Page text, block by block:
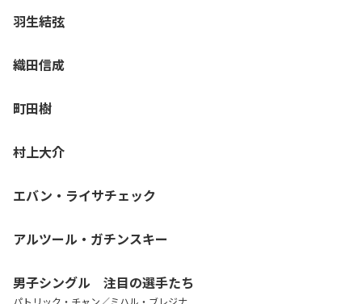
羽生結弦
織田信成
町田樹
村上大介
エバン・ライサチェック
アルツール・ガチンスキー
男子シングル 注目の選手たち